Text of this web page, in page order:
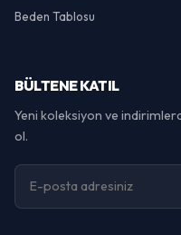
Beden Tablosu
BÜLTENE KATIL
Yeni koleksiyon ve
ol.